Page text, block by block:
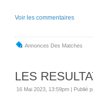
Voir les commentaires
Annonces Des Matches
LES
16 Mai 2023, 13:59pm | Publié